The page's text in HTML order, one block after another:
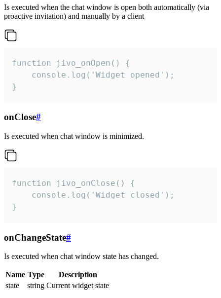
Is executed when the chat window is open both automatically (via
proactive invitation) and manually by a client
function jivo_onOpen() {
    console.log('Widget opened');
}
onClose#
Is executed when chat window is minimized.
function jivo_onClose() {
    console.log('Widget closed');
}
onChangeState#
Is executed when chat window state has changed.
Name Type
Description
state
string Current widget state